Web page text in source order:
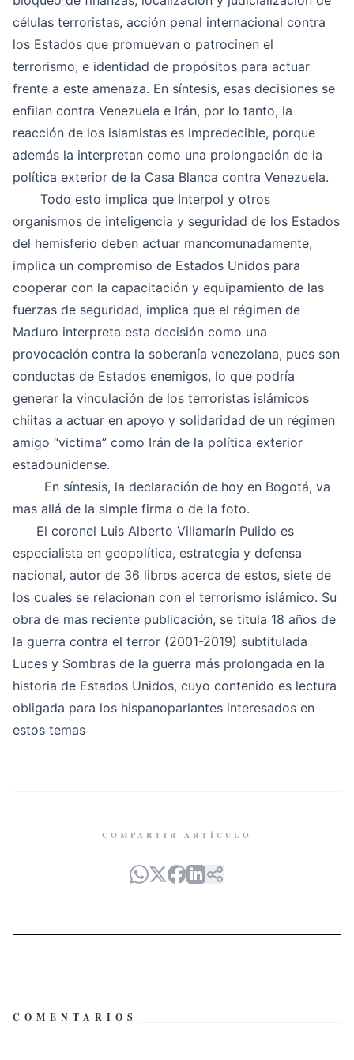
células terroristas, acción penal internacional contra
los Estados que promuevan o patrocinen el
terrorismo, e identidad de propósitos para actuar
frente a este amenaza. En síntesis, esas decisiones se
enfilan contra Venezuela e Irán, por lo tanto, la
reacción de los islamistas es impredecible, porque
además la interpretan como una prolongación de la
política exterior de la Casa Blanca contra Venezuela.
Todo esto implica que Interpol y otros
organismos de inteligencia y seguridad de los Estados
del hemisferio deben actuar mancomunadamente,
implica un compromiso de Estados Unidos para
cooperar con la capacitación y equipamiento de las
fuerzas de seguridad, implica que el régimen de
Maduro interpreta esta decisión como una
provocación contra la soberanía venezolana, pues son
conductas de Estados enemigos, lo que podría
generar la vinculación de los terroristas islámicos
chiitas a actuar en apoyo y solidaridad de un régimen
amigo “victima” como Irán de la política exterior
estadounidense.
En síntesis, la declaración de hoy en Bogotá, va
mas allá de la simple firma o de la foto.
El coronel Luis Alberto Villamarín Pulido es
especialista en geopolítica, estrategia y defensa
nacional, autor de 36 libros acerca de estos, siete de
los cuales se relacionan con el terrorismo islámico. Su
obra de mas reciente publicación, se titula 18 años de
la guerra contra el terror (2001-2019) subtitulada
Luces y Sombras de la guerra más prolongada en la
historia de Estados Unidos, cuyo contenido es lectura
obligada para los hispanoparlantes interesados en
estos temas
COMPARTIR ARTÍCULO
COMENTARIOS